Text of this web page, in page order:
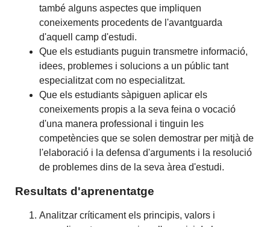
també alguns aspectes que impliquen
coneixements procedents de l'avantguarda
d'aquell camp d'estudi.
Que els estudiants puguin transmetre informació,
idees, problemes i solucions a un públic tant
especialitzat com no especialitzat.
Que els estudiants sàpiguen aplicar els
coneixements propis a la seva feina o vocació
d'una manera professional i tinguin les
competències que se solen demostrar per mitjà de
l'elaboració i la defensa d'arguments i la resolució
de problemes dins de la seva àrea d'estudi.
Resultats d'aprenentatge
Analitzar críticament els principis, valors i